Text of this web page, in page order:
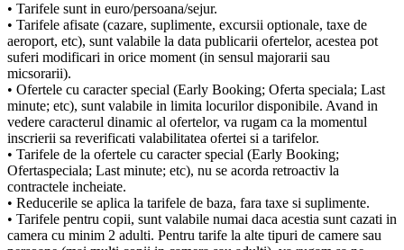
• Tarifele sunt in euro/persoana/sejur.
• Tarifele afisate (cazare, suplimente, excursii optionale, taxe de
aeroport, etc), sunt valabile la data publicarii ofertelor, acestea pot
suferi modificari in orice moment (in sensul majorarii sau
micsorarii).
• Ofertele cu caracter special (Early Booking; Oferta speciala; Last
minute; etc), sunt valabile in limita locurilor disponibile. Avand in
vedere caracterul dinamic al ofertelor, va rugam ca la momentul
inscrierii sa reverificati valabilitatea ofertei si a tarifelor.
• Tarifele de la ofertele cu caracter special (Early Booking;
Ofertaspeciala; Last minute; etc), nu se acorda retroactiv la
contractele incheiate.
• Reducerile se aplica la tarifele de baza, fara taxe si suplimente.
• Tarifele pentru copii, sunt valabile numai daca acestia sunt cazati in
camera cu minim 2 adulti. Pentru tarife la alte tipuri de camere sau